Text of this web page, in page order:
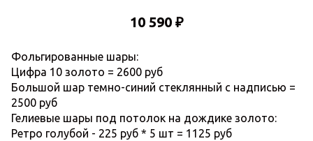
10 590 ₽
Фольгированные шары:
Цифра 10 золото = 2600 руб
Большой шар темно-синий стеклянный с надписью =
2500 руб
Гелиевые шары под потолок на дождике золото:
Ретро голубой - 225 руб * 5 шт = 1125 руб